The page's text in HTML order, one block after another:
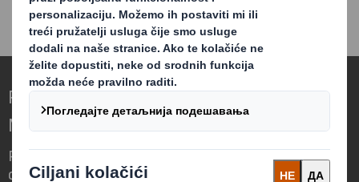
Redefinisanje Ambalaže za Svet koji se
Menja
Razlikujemo se po tome što vidimo priliku
da ambalaža igra ključnu ulogu u svetu oko